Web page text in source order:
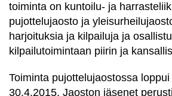
toiminta on kuntoilu- ja
pujottelujaosto ja
harjoituksia ja kilpailuja ja
kilpailutoimintaan piirin ja
Toiminta pujottelujaostossa
30.4.2015. Jaoston jäsenet